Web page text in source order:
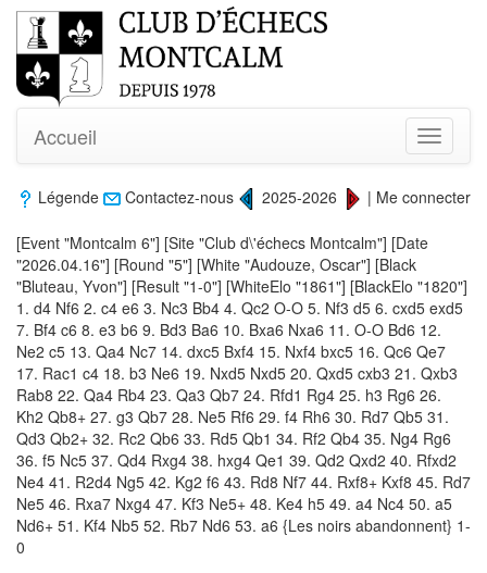
Toggle
Accueil
Légende Contactez-nous 2025-2026 | Me connecter
[Event "Montcalm 6"] [Site "Club d\'échecs Montcalm"] [Date
"2026.04.16"] [Round "5"] [White "Audouze, Oscar"] [Black
"Bluteau, Yvon"] [Result "1-0"] [WhiteElo "1861"] [BlackElo "1820"]
1. d4 Nf6 2. c4 e6 3. Nc3 Bb4 4. Qc2 O-O 5. Nf3 d5 6. cxd5 exd5
7. Bf4 c6 8. e3 b6 9. Bd3 Ba6 10. Bxa6 Nxa6 11. O-O Bd6 12.
Ne2 c5 13. Qa4 Nc7 14. dxc5 Bxf4 15. Nxf4 bxc5 16. Qc6 Qe7
17. Rac1 c4 18. b3 Ne6 19. Nxd5 Nxd5 20. Qxd5 cxb3 21. Qxb3
Rab8 22. Qa4 Rb4 23. Qa3 Qb7 24. Rfd1 Rg4 25. h3 Rg6 26.
Kh2 Qb8+ 27. g3 Qb7 28. Ne5 Rf6 29. f4 Rh6 30. Rd7 Qb5 31.
Qd3 Qb2+ 32. Rc2 Qb6 33. Rd5 Qb1 34. Rf2 Qb4 35. Ng4 Rg6
36. f5 Nc5 37. Qd4 Rxg4 38. hxg4 Qe1 39. Qd2 Qxd2 40. Rfxd2
Ne4 41. R2d4 Ng5 42. Kg2 f6 43. Rd8 Nf7 44. Rxf8+ Kxf8 45. Rd7
Ne5 46. Rxa7 Nxg4 47. Kf3 Ne5+ 48. Ke4 h5 49. a4 Nc4 50. a5
Nd6+ 51. Kf4 Nb5 52. Rb7 Nd6 53. a6 {Les noirs abandonnent} 1-
0